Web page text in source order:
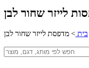
לייזר שחור לבן
בית >